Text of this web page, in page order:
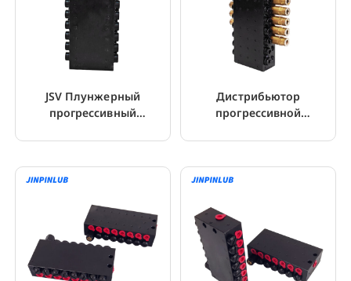
JSV Плунжерный
прогрессивный
смазочного материала
Дистрибьютор
прогрессивной
системы смазки JSV